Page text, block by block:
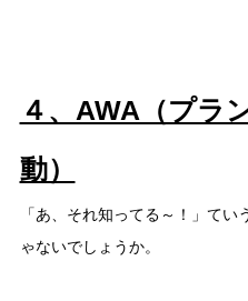
４、AWA（プラ
動）
「あ、それ知ってる～！」て
ゃないでしょうか。